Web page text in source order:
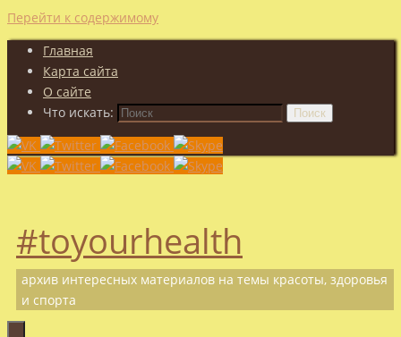
Перейти к содержимому
Главная
Карта сайта
О сайте
Что искать:
Поиск
#toyourhealth
архив интересных материалов на темы красоты, здоровья
и спорта